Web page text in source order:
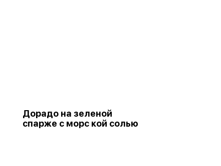
Дорадо на зеленой
спарже с морс кой солью